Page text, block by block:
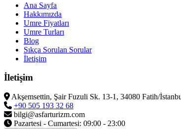
Ana Sayfa
Hakkımızda
Umre Fiyatları
Umre Turları
Blog
Sıkça Sorulan Sorular
İletişim
İletişim
Akşemsettin, Şair Fuzuli Sk. 13-1, 34080 Fatih/
+90 505 193 32 68
bilgi@asfarturizm.com
Pazartesi - Cumartesi: 09:00 - 23:00